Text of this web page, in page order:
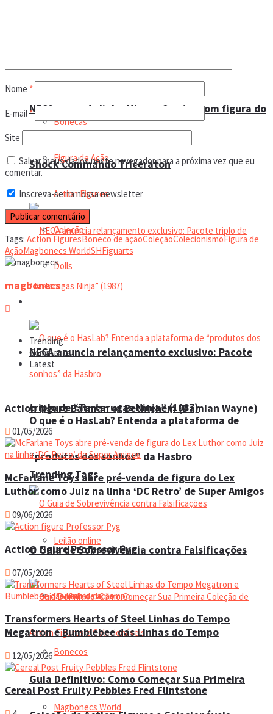
NECA expande linha Mirage Comics com figura do
Shock Commando Triceraton
NECA anuncia relançamento exclusivo: Pacote
triplo de “Tartarugas Ninja” (1987)
Trending Tags
Leilão online
Boneco de ação
Bonecos
Magbonecs World
Colecionismo
Bonecas
Figura de Ação
Action Figures
Coleção
Dolls
O que é o HasLab? Entenda a plataforma de
“produtos dos sonhos” da Hasbro
O Guia de Sobrevivência contra Falsificações
Guia Definitivo: Como Começar Sua Primeira
Nome *
E-mail*
Site
Salvar meus dados neste navegador para a próxima vez que eu
comentar.
Inscreva-se na nossa newsletter
Tags: Action FiguresBoneco de açãoColeçãoColecionismoFigura de
AçãoMagbonecs WorldSHFiguarts
magbonecs
Trending
Comments
Latest
Action figure Batman of Bethlehem (Damian Wayne)
01/05/2026
McFarlane Toys abre pré-venda de figura do Lex
Luthor como Juiz na linha ‘DC Retro’ de Super Amigos
09/06/2026
Action figure Professor Pyg
07/05/2026
Transformers Hearts of Steel Linhas do Tempo
Megatron e Bumblebee das Linhas do Tempo
12/05/2026
Cereal Post Fruity Pebbles Fred Flintstone